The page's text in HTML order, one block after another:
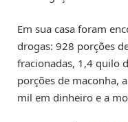
Em sua casa foram
drogas: 928 porções
fracionadas, 1,4 quilo
porções de maconha,
mil em dinheiro e a